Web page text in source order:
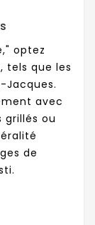
optez
tels que les
Jacques.
avec
grillés ou
de